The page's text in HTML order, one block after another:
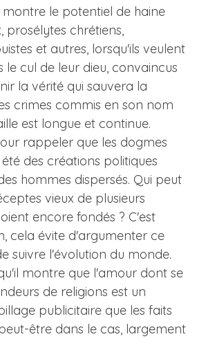
montre le potentiel de haine
prosélytes chrétiens,
et autres, lorsqu'ils veulent
le cul de leur dieu, convaincus
la vérité qui sauvera la
crimes commis en son nom
est longue et continue.
rappeler que les dogmes
des créations politiques
hommes dispersés. Qui peut
vieux de plusieurs
encore fondés ? C'est
cela évite d'argumenter ce
suivre l'évolution du monde.
montre que l'amour dont se
de religions est un
publicitaire que les faits
être dans le cas, largement